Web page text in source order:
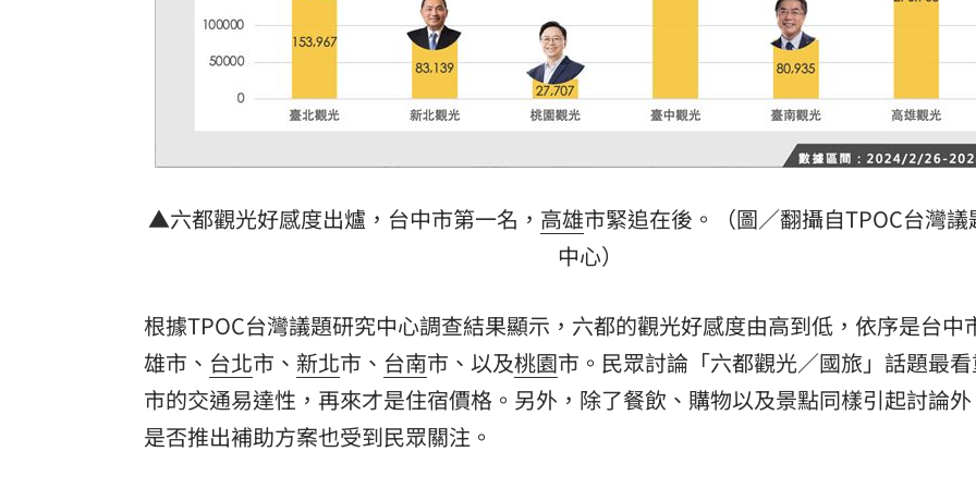
▲六都觀光好感度出爐，台中市第一名， 高雄市緊追在後。（圖／翻攝自TPOC台灣議
中心）
根據TPOC台灣議題研究中心調查結果顯示，六都的觀光好感度由高到低，依序是台中
雄市、 台北市、 新北市、 台南市、以及桃園市。民眾討論「六都觀光／國旅」話題最
市的交通易達性，再來才是住宿價格。另外，除了餐飲、購物以及景點同樣引起討論
是否推出補助方案也受到民眾關注。